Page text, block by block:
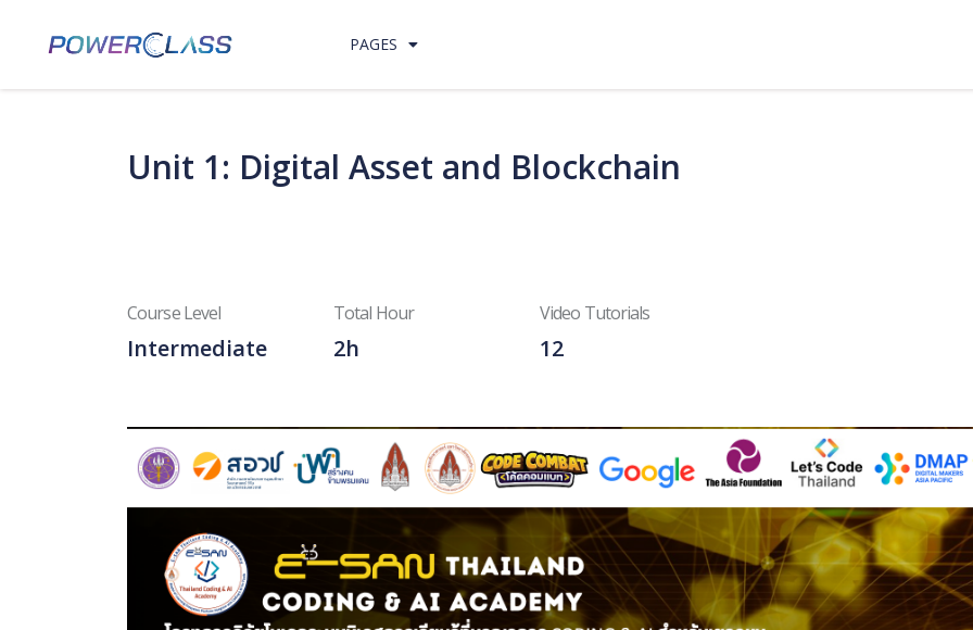
PAGES
Unit 1: Digital Asset and Blockchain
Course Level
Intermediate
Total Hour
2h
Video Tutorials
12